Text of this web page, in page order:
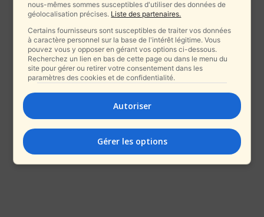
nous-mêmes sommes susceptibles d'utiliser des données de
géolocalisation précises. Liste des partenaires.
Certains fournisseurs sont susceptibles de traiter vos données
à caractère personnel sur la base de l'intérêt légitime. Vous
pouvez vous y opposer en gérant vos options ci-dessous.
Recherchez un lien en bas de cette page ou dans le menu du
site pour gérer ou retirer votre consentement dans les
paramètres des cookies et de confidentialité.
Autoriser
Gérer les options